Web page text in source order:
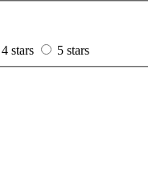
4 stars
5 stars